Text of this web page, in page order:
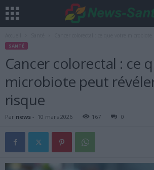
SANTÉ
Cancer colorectal : ce
microbiote peut
risque
Par news - 10 mars 2026 167 0